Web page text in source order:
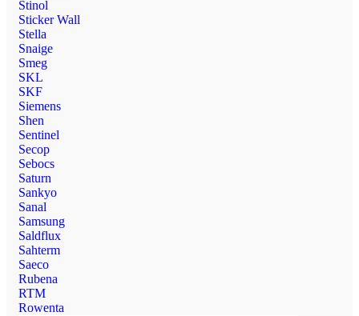
Stinol
Sticker Wall
Stella
Snaige
Smeg
SKL
SKF
Siemens
Shen
Sentinel
Secop
Sebocs
Saturn
Sankyo
Sanal
Samsung
Saldflux
Sahterm
Saeco
Rubena
RTM
Rowenta